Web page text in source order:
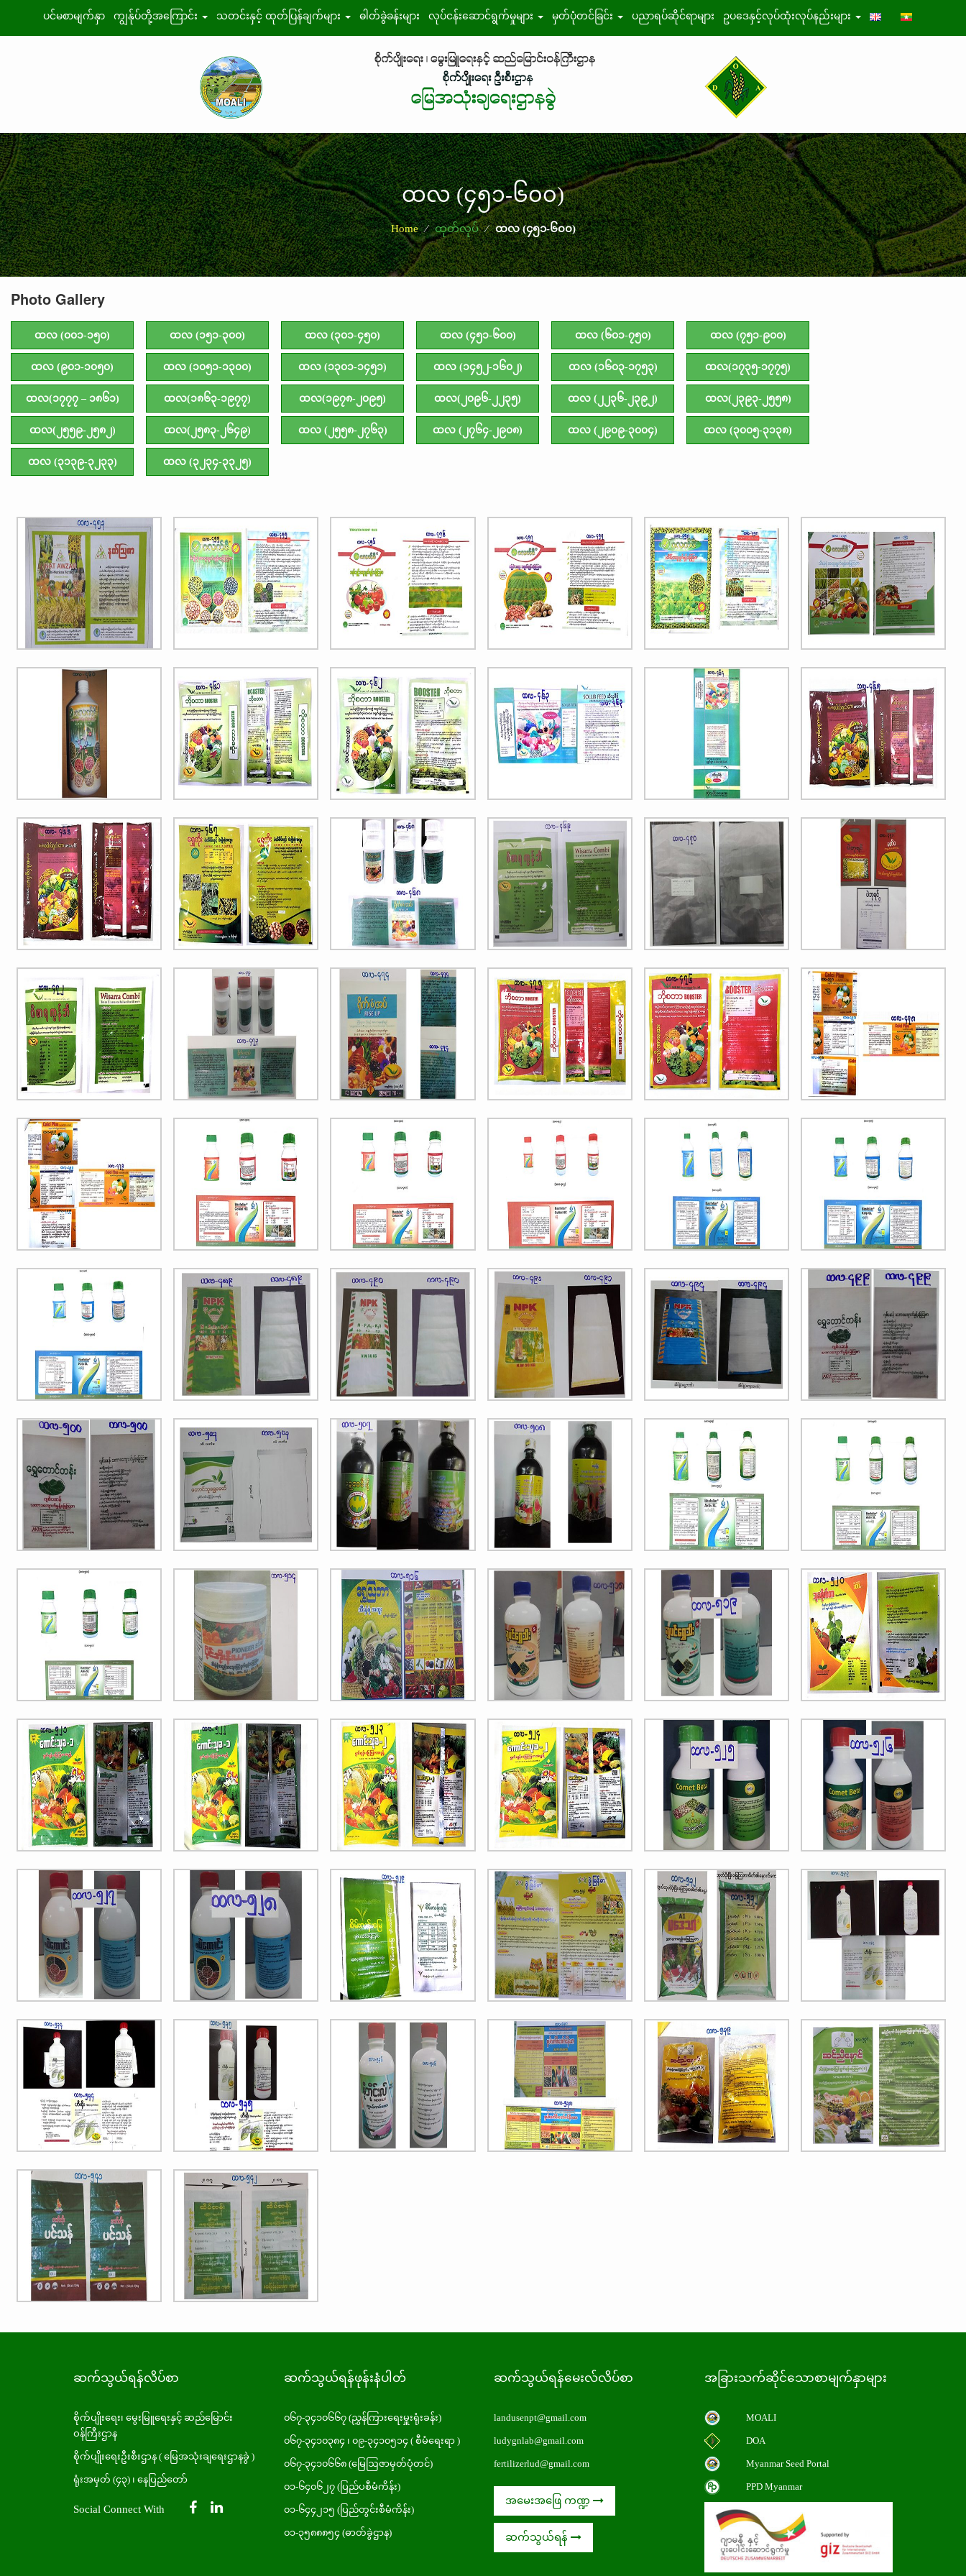
ပင်မစာမျက်နှာ ကျွန်ုပ်တို့အကြောင်း သတင်းနှင့် ထုတ်ပြန်ချက်များ ဓါတ်ခွဲခန်းများ လုပ်ငန်းဆောင်ရွက်မှုများ မှတ်ပုံတင်ခြင်း ပညာရပ်ဆိုင်ရာများ ဥပဒေနှင့်လုပ်ထုံးလုပ်နည်းများ
ထလ (၄၅၁-၆၀၀)
Home ⁄ ထုတ်လုပ် ⁄ ထလ (၄၅၁-၆၀၀)
Photo Gallery
ထလ (၀၀၁-၁၅၀) ထလ (၁၅၁-၃၀၀) ထလ (၃၀၁-၄၅၀) ထလ (၄၅၁-၆၀၀) ထလ (၆၀၁-၇၅၀) ထလ (၇၅၁-၉၀၀)
ထလ (၉၀၁-၁၀၅၀) ထလ (၁၀၅၁-၁၃၀၀) ထလ (၁၃၀၁-၁၄၅၁) ထလ (၁၄၅၂-၁၆၀၂) ထလ (၁၆၀၃-၁၇၅၃) ထလ(၁၇၃၅-၁၇၇၅)
ထလ(၁၇၇၇ – ၁၈၆၁) ထလ(၁၈၆၃-၁၉၇၇) ထလ(၁၉၇၈-၂၀၉၅) ထလ(၂၀၉၆-၂၂၃၅) ထလ (၂၂၃၆-၂၃၉၂) ထလ(၂၃၉၃-၂၅၅၈)
ထလ(၂၅၅၉-၂၅၈၂) ထလ(၂၅၈၃-၂၆၄၉) ထလ (၂၅၅၈-၂၇၆၃) ထလ (၂၇၆၄-၂၉၀၈) ထလ (၂၉၀၉-၃၀၀၄) ထလ (၃၀၀၅-၃၁၃၈)
ထလ (၃၁၃၉-၃၂၃၃) ထလ (၃၂၃၄-၃၃၂၅)
ဆက်သွယ်ရန်လိပ်စာ
စိုက်ပျိုးရေး၊ မွေးမြူရေးနှင့် ဆည်မြောင်း
ဝန်ကြီးဌာန
စိုက်ပျိုးရေးဦးစီးဌာန ( မြေအသုံးချရေးဌာနခွဲ )
ရုံးအမှတ် (၄၃) ၊ နေပြည်တော်
Social Connect With
ဆက်သွယ်ရန်ဖုန်းနံပါတ်
၀၆၇-၃၄၁၀၆၆၇ (ညွှန်ကြားရေးမှူးရုံးခန်း)
၀၆၇-၃၄၁၀၃၈၄၊ ၀၉-၃၄၁၀၅၁၄( စီမံရေးရာ )
၀၆၇-၃၄၁၀၆၆၈(မြေဩဇာမှတ်ပုံတင်)
၀၁-၆၄၀၆၂၇(ပြည်ပစီမံကိန်း)
၀၁-၆၄၄၂၁၅ (ပြည်တွင်းစီမံကိန်း)
၀၁-၃၅၈၈၈၅၄(ဓာတ်ခွဲဌာန)
ဆက်သွယ်ရန်မေးလ်လိပ်စာ
landusenpt@gmail.com
ludygnlab@gmail.com
fertilizerlud@gmail.com
အမေးအဖြေ ကဏ္ဍ
ဆက်သွယ်ရန်
အခြားသက်ဆိုင်သောစာမျက်နှာများ
MOALI
DOA
Myanmar Seed Portal
PPD Myanmar